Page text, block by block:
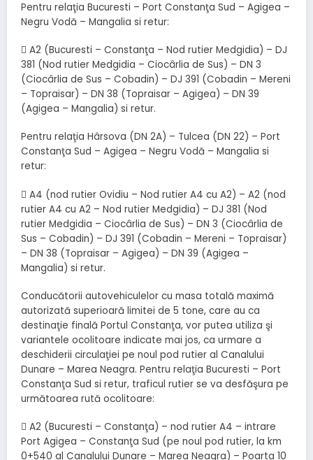
Pentru relaţia Bucuresti – Port Constanţa Sud – Agigea –
Negru Vodă – Mangalia si retur:
 A2 (Bucuresti – Constanţa – Nod rutier Medgidia) – DJ
381 (Nod rutier Medgidia – Ciocârlia de Sus) – DN 3
(Ciocârlia de Sus – Cobadin) – DJ 391 (Cobadin – Mereni
– Topraisar) – DN 38 (Topraisar – Agigea) – DN 39
(Agigea – Mangalia) si retur.
Pentru relaţia Hârsova (DN 2A) – Tulcea (DN 22) – Port
Constanţa Sud – Agigea – Negru Vodă – Mangalia si
retur:
 A4 (nod rutier Ovidiu – Nod rutier A4 cu A2) – A2 (nod
rutier A4 cu A2 – Nod rutier Medgidia) – DJ 381 (Nod
rutier Medgidia – Ciocârlia de Sus) – DN 3 (Ciocârlia de
Sus – Cobadin) – DJ 391 (Cobadin – Mereni – Topraisar)
– DN 38 (Topraisar – Agigea) – DN 39 (Agigea –
Mangalia) si retur.
Conducătorii autovehiculelor cu masa totală maximă
autorizată superioară limitei de 5 tone, care au ca
destinaţie finală Portul Constanţa, vor putea utiliza şi
variantele ocolitoare indicate mai jos, ca urmare a
deschiderii circulaţiei pe noul pod rutier al Canalului
Dunare – Marea Neagra. Pentru relaţia Bucuresti – Port
Constanţa Sud si retur, traficul rutier se va desfăşura pe
următoarea rută ocolitoare:
 A2 (Bucuresti – Constanţa) – nod rutier A4 – intrare
Port Agigea – Constanţa Sud (pe noul pod rutier, la km
0+540 al Canalului Dunare – Marea Neagra) – Poarta 10